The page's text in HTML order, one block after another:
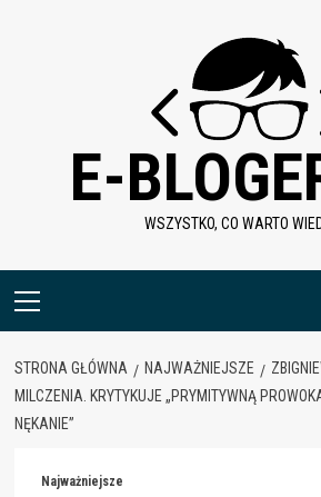
E-
WSZYSTKO, CO WARTO
Menu
STRONA GŁÓWNA NAJWAŻNIEJSZE
MILCZENIA. KRYTYKUJE „PRYMITYWNĄ
NĘKANIE”
Najważniejsze